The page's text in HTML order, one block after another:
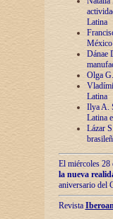
Latina
México
Dánae
Olga
Latina
Ilya A.
Latina
Lázar
El miércoles 28
la nueva
aniversario del
Revista